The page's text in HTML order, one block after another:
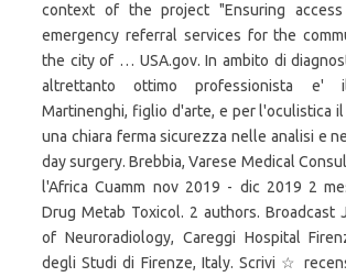
context of the project "Ensuring
emergency referral services for the
the city of … USA.gov. In ambito di
altrettanto ottimo professionista e'
Martinenghi, figlio d'arte, e per l'oculistica il
una chiara ferma sicurezza nelle analisi e
day surgery. Brebbia, Varese Medical
l'Africa Cuamm nov 2019 - dic 2019 2
Drug Metab Toxicol. 2 authors. Broadcast
of Neuroradiology, Careggi Hospital
degli Studi di Firenze, Italy. Scrivi ☆